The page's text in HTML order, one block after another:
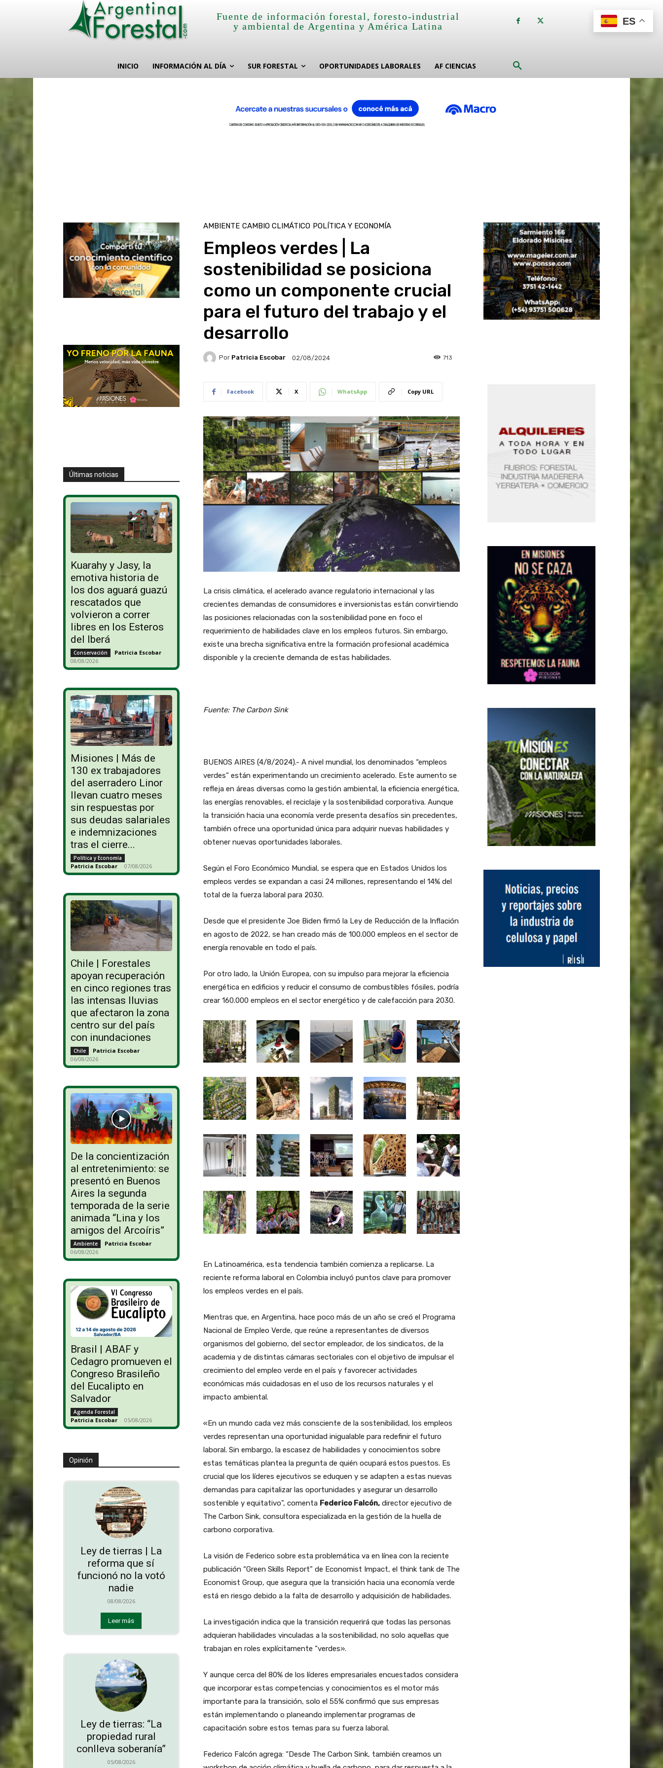
Fuente de información forestal, foresto-industrial
y ambiental de Argentina y América Latina
INICIO INFORMACIÓN AL DÍA SUR FORESTAL OPORTUNIDADES LABORALES AF CIENCIAS
Últimas noticias
Kuarahy y Jasy, la
emotiva historia de
los dos aguará guazú
rescatados que
volvieron a correr
libres en los Esteros
del Iberá
Conservación Patricia Escobar -
08/08/2026
Misiones | Más de
130 ex trabajadores
del aserradero Linor
llevan cuatro meses
sin respuestas por
sus deudas salariales
e indemnizaciones
tras el cierre...
Política y Economía
Patricia Escobar - 07/08/2026
Chile | Forestales
apoyan recuperación
en cinco regiones tras
las intensas lluvias
que afectaron la zona
centro sur del país
con inundaciones
Chile Patricia Escobar -
06/08/2026
De la concientización
al entretenimiento: se
presentó en Buenos
Aires la segunda
temporada de la serie
animada “Lina y los
amigos del Arcoíris”
Ambiente Patricia Escobar -
06/08/2026
Brasil | ABAF y
Cedagro promueven el
Congreso Brasileño
del Eucalipto en
Salvador
Agenda Forestal
Patricia Escobar - 05/08/2026
Opinión
Ley de tierras | La
reforma que sí
funcionó no la votó
nadie
08/08/2026
Leer más
Ley de tierras: “La
propiedad rural
conlleva soberanía”
05/08/2026
AMBIENTE CAMBIO CLIMÁTICO POLÍTICA Y ECONOMÍA
Empleos verdes | La
sostenibilidad se posiciona
como un componente crucial
para el futuro del trabajo y el
desarrollo
Por Patricia Escobar 02/08/2024 713
Facebook X WhatsApp Copy URL
La crisis climática, el acelerado avance regulatorio internacional y las
crecientes demandas de consumidores e inversionistas están convirtiendo
las posiciones relacionadas con la sostenibilidad pone en foco el
requerimiento de habilidades clave en los empleos futuros. Sin embargo,
existe una brecha significativa entre la formación profesional académica
disponible y la creciente demanda de estas habilidades.
Fuente: The Carbon Sink
BUENOS AIRES (4/8/2024).- A nivel mundial, los denominados “empleos
verdes” están experimentando un crecimiento acelerado. Este aumento se
refleja en áreas diversas como la gestión ambiental, la eficiencia energética,
las energías renovables, el reciclaje y la sostenibilidad corporativa. Aunque
la transición hacia una economía verde presenta desafíos sin precedentes,
también ofrece una oportunidad única para adquirir nuevas habilidades y
obtener nuevas oportunidades laborales.
Según el Foro Económico Mundial, se espera que en Estados Unidos los
empleos verdes se expandan a casi 24 millones, representando el 14% del
total de la fuerza laboral para 2030.
Desde que el presidente Joe Biden firmó la Ley de Reducción de la Inflación
en agosto de 2022, se han creado más de 100.000 empleos en el sector de
energía renovable en todo el país.
Por otro lado, la Unión Europea, con su impulso para mejorar la eficiencia
energética en edificios y reducir el consumo de combustibles fósiles, podría
crear 160.000 empleos en el sector energético y de calefacción para 2030.
En Latinoamérica, esta tendencia también comienza a replicarse. La
reciente reforma laboral en Colombia incluyó puntos clave para promover
los empleos verdes en el país.
Mientras que, en Argentina, hace poco más de un año se creó el Programa
Nacional de Empleo Verde, que reúne a representantes de diversos
organismos del gobierno, del sector empleador, de los sindicatos, de la
academia y de distintas cámaras sectoriales con el objetivo de impulsar el
crecimiento del empleo verde en el país y favorecer actividades
económicas más cuidadosas en el uso de los recursos naturales y el
impacto ambiental.
«En un mundo cada vez más consciente de la sostenibilidad, los empleos
verdes representan una oportunidad inigualable para redefinir el futuro
laboral. Sin embargo, la escasez de habilidades y conocimientos sobre
estas temáticas plantea la pregunta de quién ocupará estos puestos. Es
crucial que los líderes ejecutivos se eduquen y se adapten a estas nuevas
demandas para capitalizar las oportunidades y asegurar un desarrollo
sostenible y equitativo”, comenta Federico Falcón,director ejecutivo de
The Carbon Sink, consultora especializada en la gestión de la huella de
carbono corporativa.
La visión de Federico sobre esta problemática va en línea con la reciente
publicación “Green Skills Report” de Economist Impact, el think tank de The
Economist Group, que asegura que la transición hacia una economía verde
está en riesgo debido a la falta de desarrollo y adquisición de habilidades.
La investigación indica que la transición requerirá que todas las personas
adquieran habilidades vinculadas a la sostenibilidad, no solo aquellas que
trabajan en roles explícitamente “verdes».
Y aunque cerca del 80% de los líderes empresariales encuestados considera
que incorporar estas competencias y conocimientos es el motor más
importante para la transición, solo el 55% confirmó que sus empresas
están implementando o planeando implementar programas de
capacitación sobre estos temas para su fuerza laboral.
Federico Falcón agrega: “Desde The Carbon Sink, también creamos un
ES